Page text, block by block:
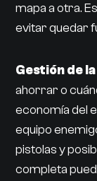
mapa a otra.
evitar quedar
Gestión de
ahorrar o
economía del
equipo
pistolas y
completa